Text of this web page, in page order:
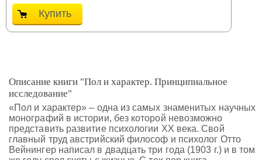
Купить
Описание книги "Пол и характер. Принципиальное
исследование"
«Пол и характер» – одна из самых знаменитых научных
монографий в истории, без которой невозможно
представить развитие психологии XX века. Свой
главный труд австрийский философ и психолог Отто
Вейнингер написал в двадцать три года (1903 г.) и в том